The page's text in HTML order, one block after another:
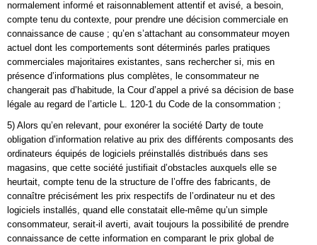
normalement informé et raisonnablement attentif et avisé, a besoin,
compte tenu du contexte, pour prendre une décision commerciale en
connaissance de cause ; qu’en s’attachant au consommateur moyen
actuel dont les comportements sont déterminés parles pratiques
commerciales majoritaires existantes, sans rechercher si, mis en
présence d’informations plus complètes, le consommateur ne
changerait pas d’habitude, la Cour d’appel a privé sa décision de base
légale au regard de l’article L. 120-1 du Code de la consommation ;
5) Alors qu’en relevant, pour exonérer la société Darty de toute
obligation d’information relative au prix des différents composants des
ordinateurs équipés de logiciels préinstallés distribués dans ses
magasins, que cette société justifiait d’obstacles auxquels elle se
heurtait, compte tenu de la structure de l’offre des fabricants, de
connaître précisément les prix respectifs de l’ordinateur nu et des
logiciels installés, quand elle constatait elle-même qu’un simple
consommateur, serait-il averti, avait toujours la possibilité de prendre
connaissance de cette information en comparant le prix global de